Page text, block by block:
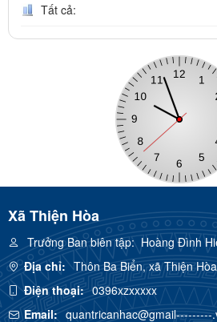
Tất cả:
Xã Thiện Hòa
Trưởng Ban biên tập:Hoàng Đình
Địa chỉ: Thôn Ba Biển, xã Thiện
Điện thoại: 0396xzxxxxx
Email: quantricanhac@gmail---------